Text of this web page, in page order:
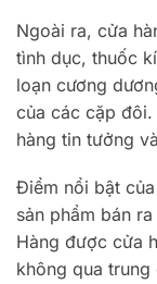
Ngoài ra, cửa
tình dục, thuốc
loạn cương
của các cặp đôi.
hàng tin tưởng
Điểm nổi bật
sản phẩm bán
Hàng được cửa
không qua trung